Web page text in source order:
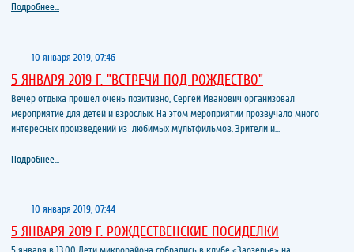
Подробнее...
10 января 2019, 07:46
5 ЯНВАРЯ 2019 Г. "ВСТРЕЧИ ПОД РОЖДЕСТВО"
Вечер отдыха прошел очень позитивно, Сергей Иванович организовал
мероприятие для детей и взрослых. На этом мероприятии прозвучало много
интересных произведений из любимых мультфильмов. Зрители и...
Подробнее...
10 января 2019, 07:44
5 ЯНВАРЯ 2019 Г. РОЖДЕСТВЕНСКИЕ ПОСИДЕЛКИ